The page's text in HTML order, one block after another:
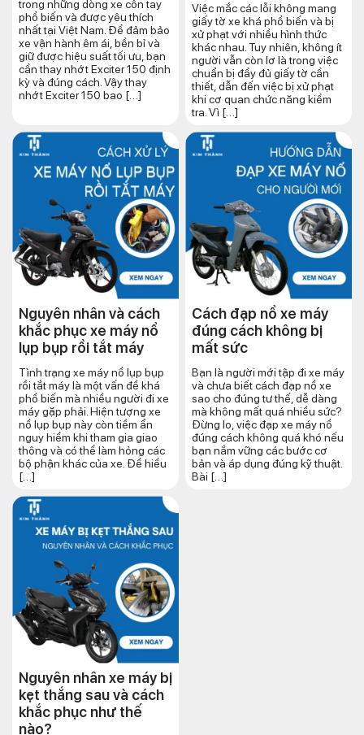
trong những dòng xe côn tay
phổ biến và được yêu thích
nhất tại Việt Nam. Để đảm bảo
xe vận hành êm ái, bền bỉ và
giữ được hiệu suất tối ưu, bạn
cần thay nhớt Exciter 150 định
kỳ và đúng cách. Vậy thay
nhớt Exciter 150 bao […]
Việc mắc các lỗi không mang
giấy tờ xe khá phổ biến và bị
xử phạt với nhiều hình thức
khác nhau. Tuy nhiên, không ít
người vẫn còn lơ là trong việc
chuẩn bị đầy đủ giấy tờ cần
thiết, dẫn đến việc bị xử phạt
khi cơ quan chức năng kiểm
tra. Vì […]
Nguyên nhân và cách
khắc phục xe máy nổ
lụp bụp rồi tắt máy
Tình trạng xe máy nổ lụp bụp
rồi tắt máy là một vấn đề khá
phổ biến mà nhiều người đi xe
máy gặp phải. Hiện tượng xe
nổ lụp bụp này còn tiềm ẩn
nguy hiểm khi tham gia giao
thông và có thể làm hỏng các
bộ phận khác của xe. Để hiểu
[…]
Cách đạp nổ xe máy
đúng cách​ không bị
mất sức
Bạn là người mới tập đi xe máy
và chưa biết cách đạp nổ xe
sao cho đúng tư thế, dễ dàng
mà không mất quá nhiều sức?
Đừng lo, việc đạp xe máy nổ
đúng cách không quá khó nếu
bạn nắm vững các bước cơ
bản và áp dụng đúng kỹ thuật.
Bài […]
Nguyên nhân xe máy bị
kẹt thắng sau và cách
khắc phục như thế
nào?